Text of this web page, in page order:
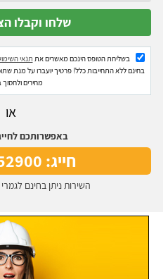
בשליחת הטופס הינכם מאשרים את תנאי
בחינם ללא התחייבות כלל! פרטיך יועברו על מנת
מחירים ולחסוך
או
באפשרותכם
חייג: 077-6052900
השירות ניתן בחינם